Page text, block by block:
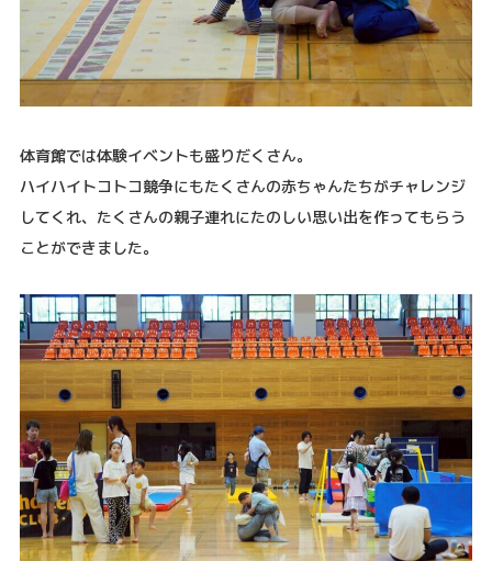
体育館では体験イベントも盛りだくさん。
ハイハイトコトコ競争にもたくさんの赤ちゃんたちがチャレンジ
してくれ、たくさんの親子連れにたのしい思い出を作ってもらう
ことができました。